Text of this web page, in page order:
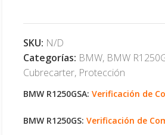
SKU: N/D
Categorías: BMW, BMW
Cubrecarter, Protección
BMW R1250GSA: Verificación de
BMW R1250GS: Verificación de